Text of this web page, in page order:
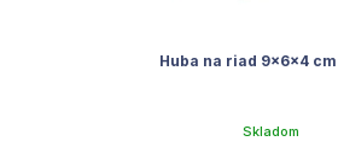
Huba na riad 9x6x4 cm
Skladom